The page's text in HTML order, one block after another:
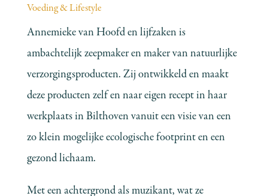
Voeding & Lifestyle
Annemieke van Hoofd en lijfzaken is
ambachtelijk zeepmaker en maker van natuurlijke
verzorgingsproducten. Zij ontwikkeld en maakt
deze producten zelf en naar eigen recept in haar
werkplaats in Bilthoven vanuit een visie van een
zo klein mogelijke ecologische footprint en een
gezond lichaam.
Met een achtergrond als muzikant, wat ze